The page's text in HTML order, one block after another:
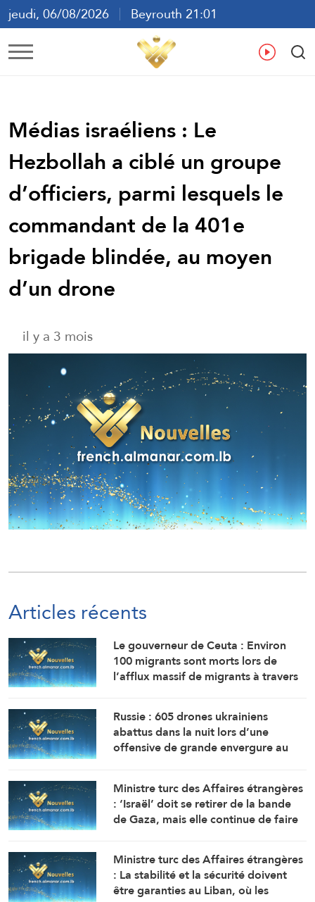
jeudi, 06/08/2026
Beyrouth 21:01
ع
Médias israéliens : Le
Hezbollah a ciblé un groupe
d’officiers, parmi lesquels le
commandant de la 401e
brigade blindée, au moyen
d’un drone
il y a 3 mois
Articles récents
Le gouverneur de Ceuta : Environ
100 migrants sont morts lors de
l’afflux massif de migrants à travers
Russie : 605 drones ukrainiens
abattus dans la nuit lors d’une
offensive de grande envergure au
Ministre turc des Affaires étrangères
: ‘Israël’ doit se retirer de la bande
de Gaza, mais elle continue de faire
Ministre turc des Affaires étrangères
: La stabilité et la sécurité doivent
être garanties au Liban, où les